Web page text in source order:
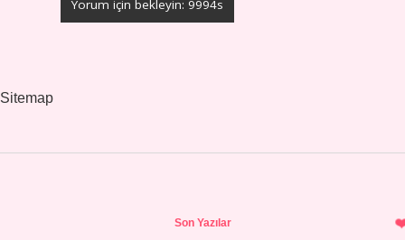
Sitemap
Son Yazılar